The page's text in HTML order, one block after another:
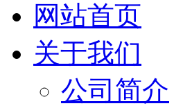
网站首页
关于我们
公司简介